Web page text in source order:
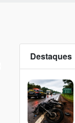
Destaques